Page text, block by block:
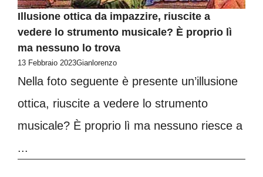
Illusione ottica da impazzire, riuscite a
vedere lo strumento musicale? È proprio lì
ma nessuno lo trova
13 Febbraio 2023Gianlorenzo
Nella foto seguente è presente un’illusione
ottica, riuscite a vedere lo strumento
musicale? È proprio lì ma nessuno riesce a
...